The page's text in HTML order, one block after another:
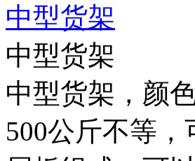
中型货架
中型货架
中型货架，颜
500公斤不等